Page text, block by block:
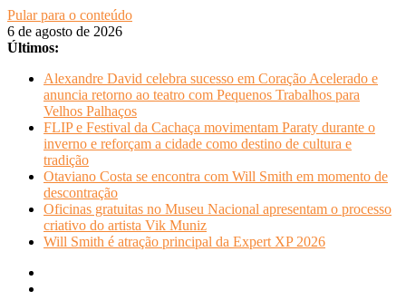
Pular para o conteúdo
6 de agosto de 2026
Últimos:
Alexandre David celebra sucesso em Coração Acelerado e
anuncia retorno ao teatro com Pequenos Trabalhos para
Velhos Palhaços
FLIP e Festival da Cachaça movimentam Paraty durante o
inverno e reforçam a cidade como destino de cultura e
tradição
Otaviano Costa se encontra com Will Smith em momento de
descontração
Oficinas gratuitas no Museu Nacional apresentam o processo
criativo do artista Vik Muniz
Will Smith é atração principal da Expert XP 2026